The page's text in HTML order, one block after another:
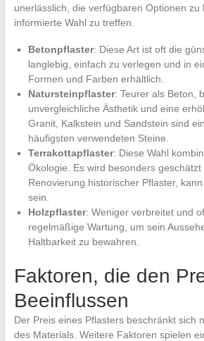
unerlässlich, die verfügbaren Optionen zu
informierte Wahl zu treffen.
Betonpflaster: Diese Art ist oft die
langlebig, einfach zu verlegen und in
Formen und Farben erhältlich.
Natursteinpflaster: Teurer als Beton,
unvergleichliche Ästhetik und eine
Granit, Kalkstein und Sandstein sind
häufigsten verwendeten Steine.
Terrakottapflaster: Diese Wahl
Ökologie. Es wird besonders
Renovierung historischer Pflaster,
sein.
Holzpflaster: Weniger verbreitet und
regelmäßige Wartung, um sein
Haltbarkeit zu bewahren.
Faktoren, die den
Beeinflussen
Der Preis eines Pflasters beschränkt sich
des Materials. Weitere Faktoren spielen